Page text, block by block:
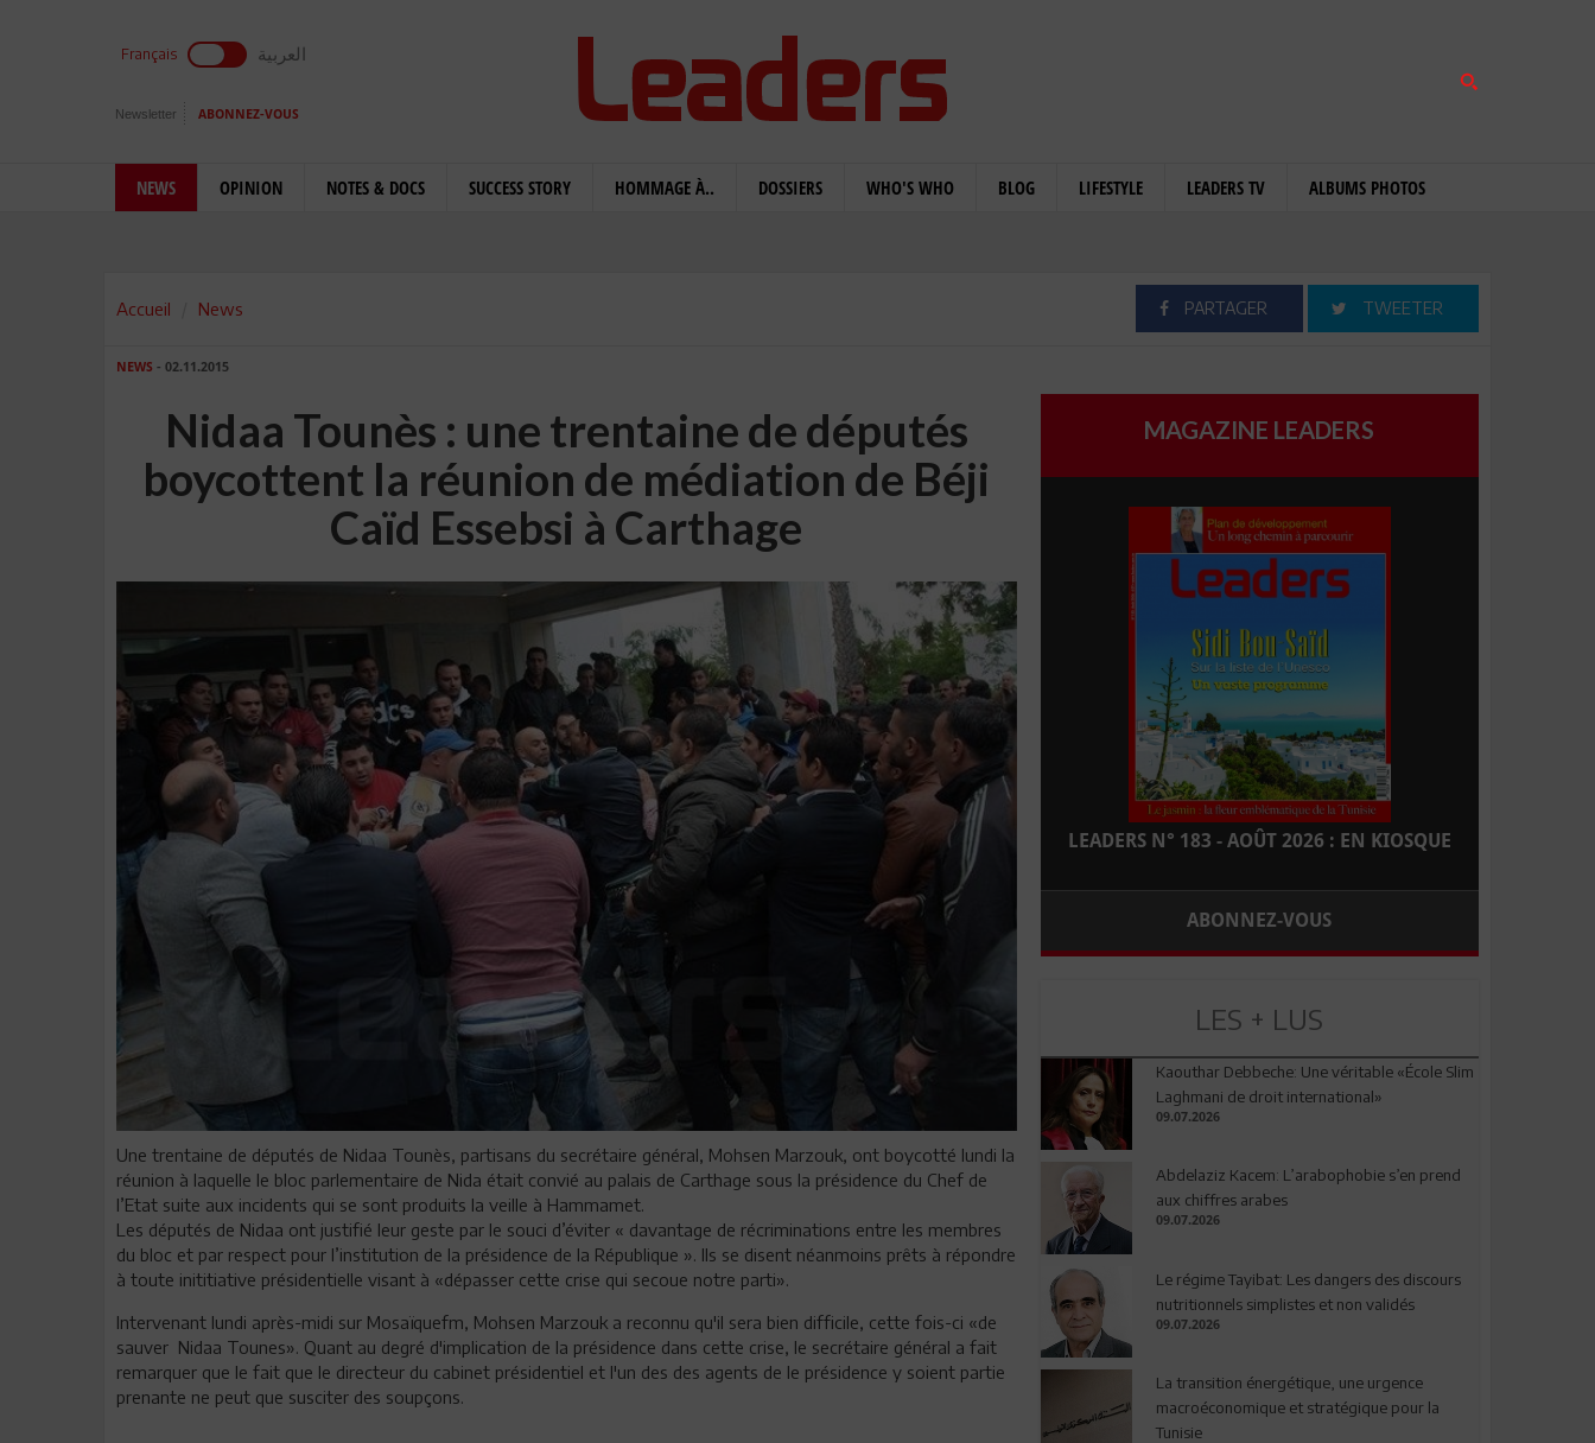
Français العربية
Newsletter ABONNEZ-VOUS
NEWS OPINION NOTES & DOCS SUCCESS STORY HOMMAGE À.. DOSSIERS WHO'S WHO BLOG LIFESTYLE LEADERS TV ALBUMS PHOTOS
Accueil News PARTAGER TWEETER
NEWS - 02.11.2015
Nidaa Tounès : une trentaine de députés
boycottent la réunion de médiation de Béji
Caïd Essebsi à Carthage
Une trentaine de députés de Nidaa Tounès, partisans du secrétaire général, Mohsen Marzouk, ont boycotté lundi la
réunion à laquelle le bloc parlementaire de Nida était convié au palais de Carthage sous la présidence du Chef de
l’Etat suite aux incidents qui se sont produits la veille à Hammamet.
Les députés de Nidaa ont justifié leur geste par le souci d’éviter « davantage de récriminations entre les membres
du bloc et par respect pour l’institution de la présidence de la République ». Ils se disent néanmoins prêts à répondre
à toute inititiative présidentielle visant à «dépasser cette crise qui secoue notre parti».
Intervenant lundi après-midi sur Mosaïquefm, Mohsen Marzouk a reconnu qu'il sera bien difficile, cette fois-ci «de
sauver Nidaa Tounes». Quant au degré d'implication de la présidence dans cette crise, le secrétaire général a fait
remarquer que le fait que le directeur du cabinet présidentiel et l'un des des agents de le présidence y soient partie
prenante ne peut que susciter des soupçons.
MAGAZINE LEADERS
LEADERS N° 183 - AOÛT 2026 : EN KIOSQUE
ABONNEZ-VOUS
LES + LUS
Kaouthar Debbeche: Une véritable «École Slim
Laghmani de droit international»
09.07.2026
Abdelaziz Kacem: L’arabophobie s’en prend
aux chiffres arabes
09.07.2026
Le régime Tayibat: Les dangers des discours
nutritionnels simplistes et non validés
09.07.2026
La transition énergétique, une urgence
macroéconomique et stratégique pour la
Tunisie